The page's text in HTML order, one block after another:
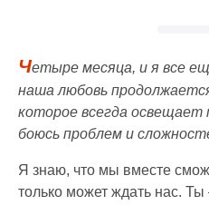
Четыре месяца, и я все
наша любовь
которое всегда
боюсь проблем и
Я знаю, что мы вместе
только может ждать нас.